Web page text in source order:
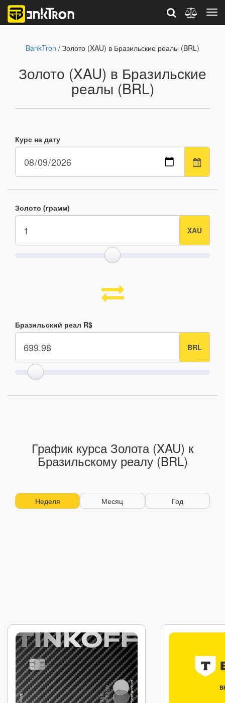
BankTron / Золото (XAU) в Бразильские реалы (BRL)
Золото (XAU) в Бразильские
реалы (BRL)
Курс на дату
Золото (грамм)
Бразильский реал R$
График курса Золота (XAU) к
Бразильскому реалу (BRL)
Неделя Месяц Год